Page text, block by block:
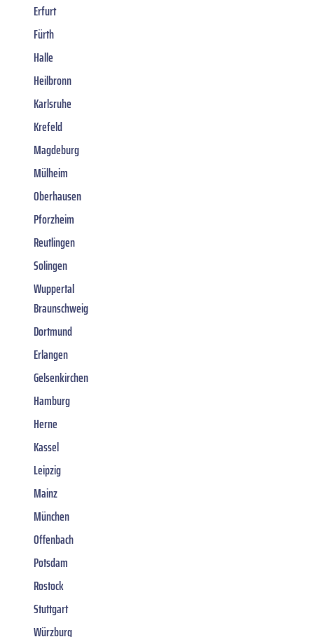
Erfurt
Fürth
Halle
Heilbronn
Karlsruhe
Krefeld
Magdeburg
Mülheim
Oberhausen
Pforzheim
Reutlingen
Solingen
Wuppertal
Braunschweig
Dortmund
Erlangen
Gelsenkirchen
Hamburg
Herne
Kassel
Leipzig
Mainz
München
Offenbach
Potsdam
Rostock
Stuttgart
Würzburg